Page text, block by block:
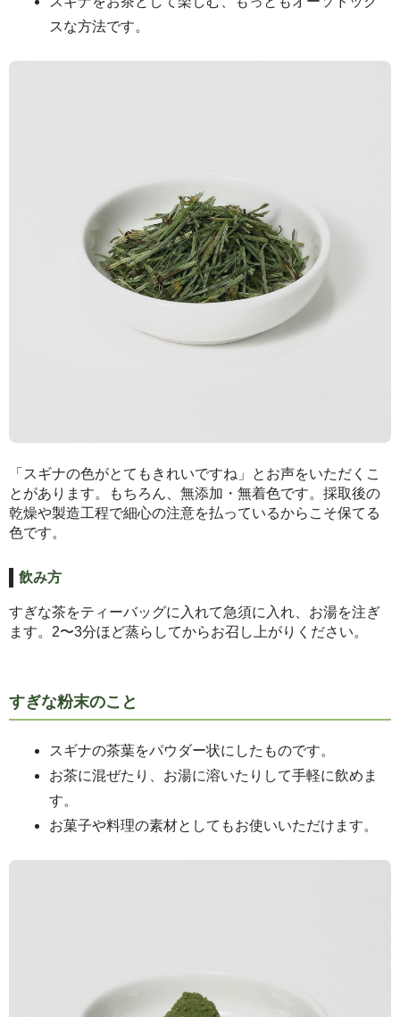
スな方法です。
「スギナの色がとてもきれいですね」とお声をいただくこ
とがあります。もちろん、無添加・無着色です。採取後の
乾燥や製造工程で細心の注意を払っているからこそ保てる
色です。
飲み方
すぎな茶をティーバッグに入れて急須に入れ、お湯を注ぎ
ます。2〜3分ほど蒸らしてからお召し上がりください。
すぎな粉末のこと
スギナの茶葉をパウダー状にしたものです。
お茶に混ぜたり、お湯に溶いたりして手軽に飲めま
す。
お菓子や料理の素材としてもお使いいただけます。